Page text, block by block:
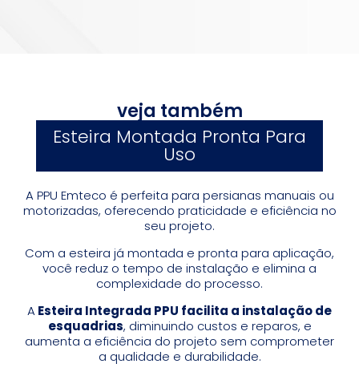
veja também
Esteira Montada Pronta Para
Uso
A PPU Emteco é perfeita para persianas manuais ou
motorizadas, oferecendo praticidade e eficiência no
seu projeto.
Com a esteira já montada e pronta para aplicação,
você reduz o tempo de instalação e elimina a
complexidade do processo.
AEsteira Integrada PPU facilita a instalação de
esquadrias, diminuindo custos e reparos, e
aumenta a eficiência do projeto sem comprometer
a qualidade e durabilidade.